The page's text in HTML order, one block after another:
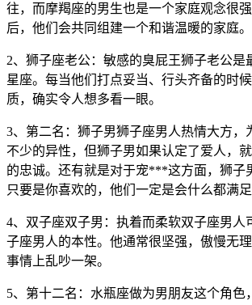
往，而摩羯座的男生也是一个家庭观念很
后，他们会共同组建一个和谐温暖的家庭。
2、狮子座老公：敏感的臭屁王狮子老公是
星座。每当他们打点妥当、行头齐备的时
质，确实令人想多看一眼。
3、第二名：狮子男狮子座男人热情大方，
不少的异性，但狮子男如果认定了爱人，
的忠诚。还有就是对于宠***这方面，狮子
只要是你喜欢的，他们一定是会什么都满足
4、双子座双子男：执着而柔软双子座男人
子座男人的本性。他通常很坚强，傲慢无
事情上乱吵一架。
5、第十二名：水瓶座做为男朋友这个角色